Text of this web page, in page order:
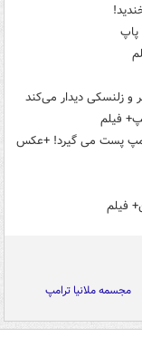
پاپ
و زلنسکی دیدار می‌کند
فیلم
پست می گیرد! +عکس
فیلم
مجسمه ملانیا ترامپ